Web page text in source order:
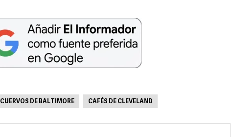
CUERVOS DE BALTIMORE CAFÉS DE CLEVELAND